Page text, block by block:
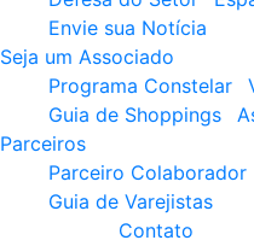
Envie sua Notícia
Seja um Associado
Programa Constelar
Guia de Shoppings
Parceiros
Parceiro Colaborador
Guia de Varejistas
Contato